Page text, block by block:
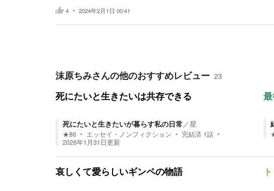
4 2024年2月1日 00:41
沫原ちみさんの他のおすすめレビュー 23
死にたいと生きたいは共存できる
死にたいと生きたいが暮らす私の日常／星
★86 エッセイ・ノンフィクション 完結済 1話
2026年1月31日更新
哀しくて愛らしいギンペの物語